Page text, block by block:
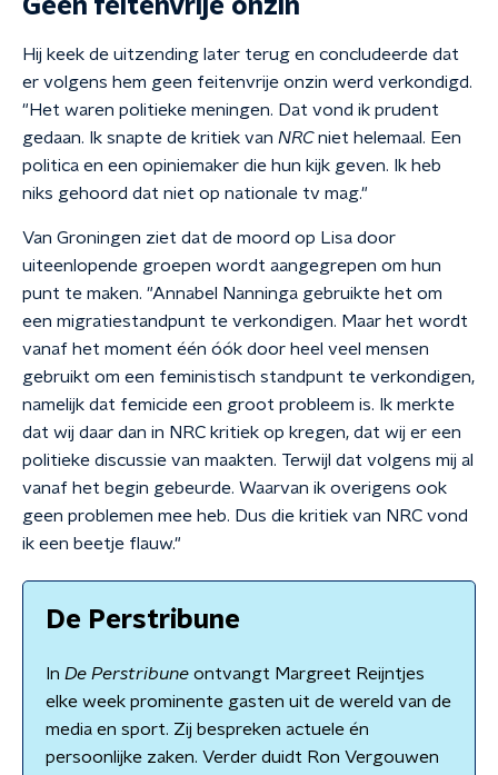
Geen feitenvrije onzin
Hij keek de uitzending later terug en concludeerde dat
er volgens hem geen feitenvrije onzin werd verkondigd.
"Het waren politieke meningen. Dat vond ik prudent
gedaan. Ik snapte de kritiek van NRCniet helemaal. Een
politica en een opiniemaker die hun kijk geven. Ik heb
niks gehoord dat niet op nationale tv mag."
Van Groningen ziet dat de moord op Lisa door
uiteenlopende groepen wordt aangegrepen om hun
punt te maken. "Annabel Nanninga gebruikte het om
een migratiestandpunt te verkondigen. Maar het wordt
vanaf het moment één óók door heel veel mensen
gebruikt om een feministisch standpunt te verkondigen,
namelijk dat femicide een groot probleem is. Ik merkte
dat wij daar dan in NRC kritiek op kregen, dat wij er een
politieke discussie van maakten. Terwijl dat volgens mij al
vanaf het begin gebeurde. Waarvan ik overigens ook
geen problemen mee heb. Dus die kritiek van NRC vond
ik een beetje flauw."
De Perstribune
In De Perstribune ontvangt Margreet Reijntjes
elke week prominente gasten uit de wereld van de
media en sport. Zij bespreken actuele én
persoonlijke zaken. Verder duidt Ron Vergouwen